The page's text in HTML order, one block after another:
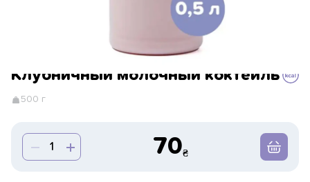
Клубничный молочный коктейль
500 г
70